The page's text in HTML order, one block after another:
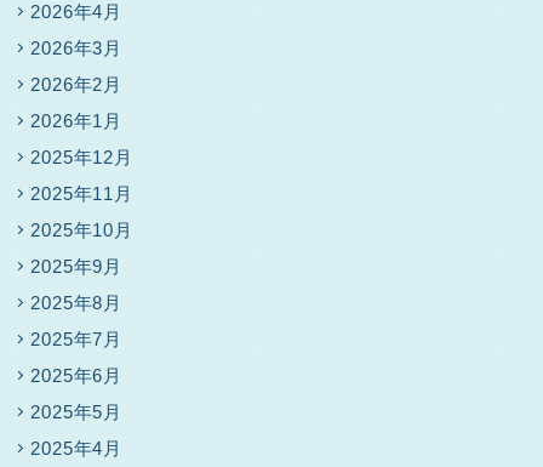
2026年4月
2026年3月
2026年2月
2026年1月
2025年12月
2025年11月
2025年10月
2025年9月
2025年8月
2025年7月
2025年6月
2025年5月
2025年4月